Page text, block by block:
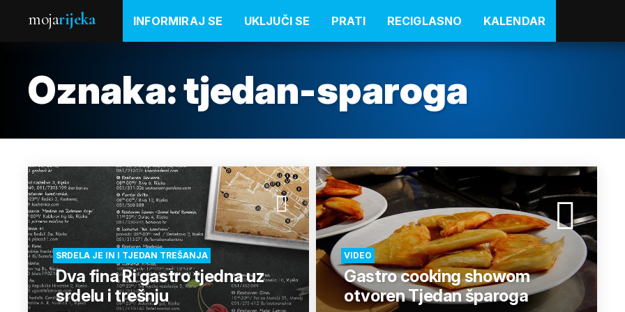
mojarijeka INFORMIRAJ SE UKLJUČI SE PRATI RECIGLASNO KALENDAR
Oznaka:tjedan-sparoga
SRDELA JE IN I TJEDAN TREŠANJA
Dva fina Ri gastro tjedna uz
srdelu i trešnju
VIDEO
Gastro cooking showom
otvoren Tjedan šparoga